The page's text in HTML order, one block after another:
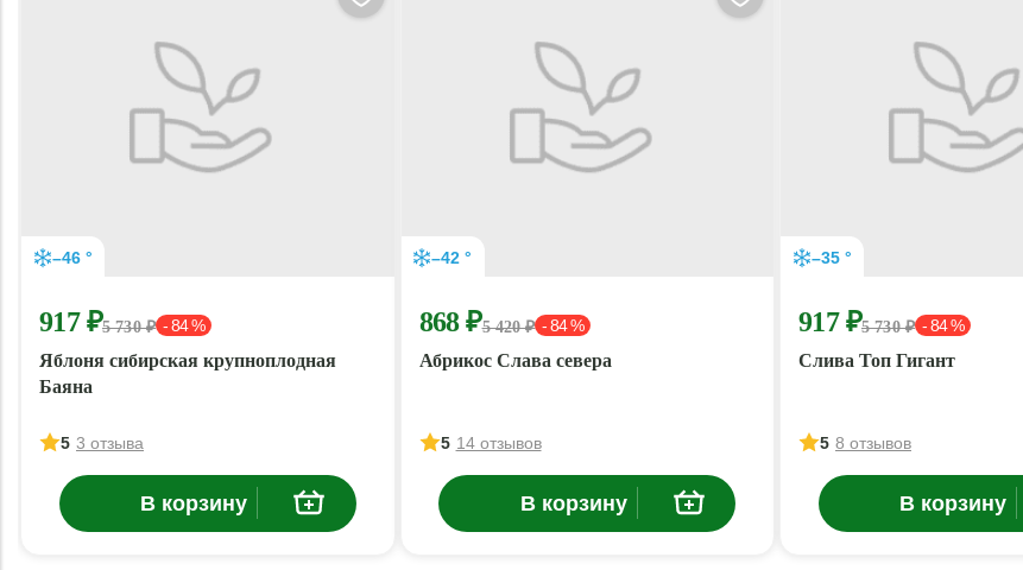
–46 °
917 ₽5 730 ₽ - 84 %
Яблоня сибирская крупноплодная
Баяна
5 3 отзыва
В корзину
–42 °
868 ₽5 420 ₽ - 84 %
Абрикос Слава севера
5 14 отзывов
В корзину
–35 °
917 ₽5 730 ₽ - 84 %
Слива Топ Гигант
5 8 отзывов
В корзину